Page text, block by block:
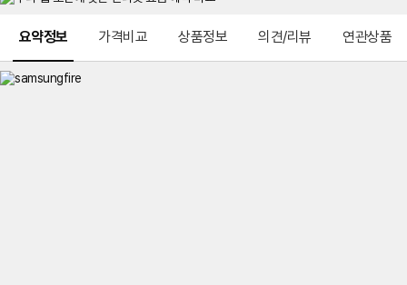
요약정보 가격비교 상품정보 의견/리뷰 연관상품